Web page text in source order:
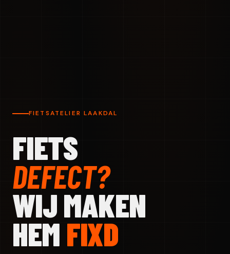
FIETSATELIER LAAKDAL
FIETS
DEFECT?
WIJ MAKEN
HEMFIXD